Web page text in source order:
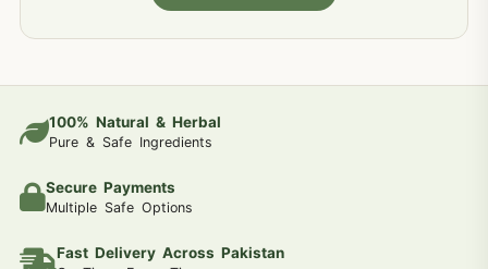
100% Natural & Herbal
Pure & Safe Ingredients
Secure Payments
Multiple Safe Options
Fast Delivery Across Pakistan